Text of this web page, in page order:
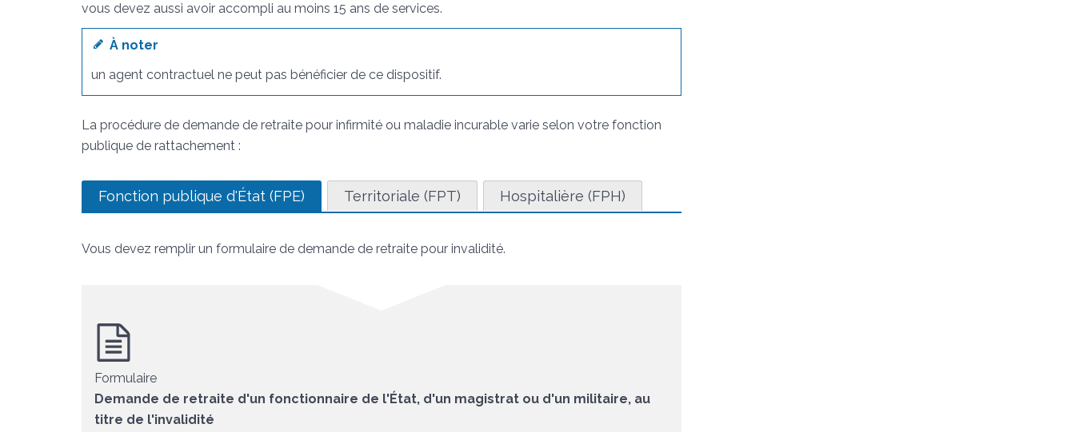
vous devez aussi avoir accompli au moins 15 ans de services.
À noter
un agent contractuel ne peut pas bénéficier de ce dispositif.
La procédure de demande de retraite pour infirmité ou maladie incurable varie selon votre fonction
publique de rattachement :
Fonction publique d'État (FPE) Territoriale (FPT) Hospitalière (FPH)
Vous devez remplir un formulaire de demande de retraite pour invalidité.
Formulaire
Demande de retraite d'un fonctionnaire de l'État, d'un magistrat ou d'un militaire, au
titre de l'invalidité